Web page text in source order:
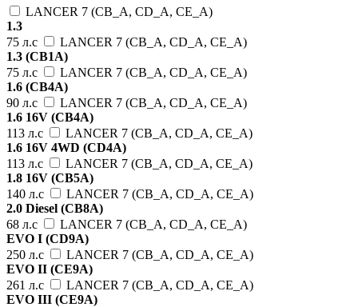
LANCER 7 (CB_A, CD_A, CE_A)
1.3
75 л.с
LANCER 7 (CB_A, CD_A, CE_A)
1.3 (CB1A)
75 л.с
LANCER 7 (CB_A, CD_A, CE_A)
1.6 (CB4A)
90 л.с
LANCER 7 (CB_A, CD_A, CE_A)
1.6 16V (CB4A)
113 л.с
LANCER 7 (CB_A, CD_A, CE_A)
1.6 16V 4WD (CD4A)
113 л.с
LANCER 7 (CB_A, CD_A, CE_A)
1.8 16V (CB5A)
140 л.с
LANCER 7 (CB_A, CD_A, CE_A)
2.0 Diesel (CB8A)
68 л.с
LANCER 7 (CB_A, CD_A, CE_A)
EVO I (CD9A)
250 л.с
LANCER 7 (CB_A, CD_A, CE_A)
EVO II (CE9A)
261 л.с
LANCER 7 (CB_A, CD_A, CE_A)
EVO III (CE9A)